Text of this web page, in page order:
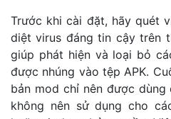
Trước khi cài đặt, hãy quét
diệt virus đáng tin cậy trên
giúp phát hiện và loại bỏ
được nhúng vào tệp APK.
bản mod chỉ nên được
không nên sử dụng cho